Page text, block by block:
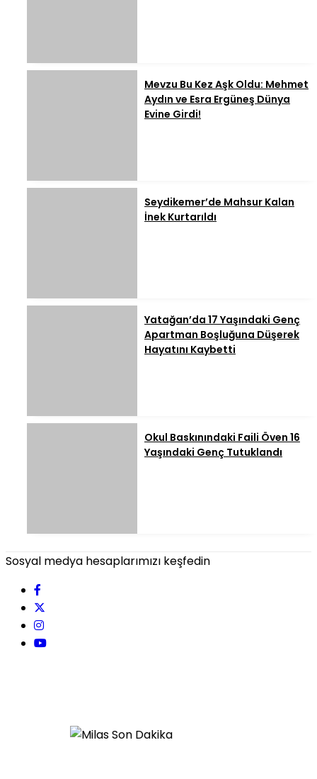
Mevzu Bu Kez Aşk Oldu: Mehmet
Aydın ve Esra Ergüneş Dünya
Evine Girdi!
Seydikemer’de Mahsur Kalan
İnek Kurtarıldı
Yatağan’da 17 Yaşındaki Genç
Apartman Boşluğuna Düşerek
Hayatını Kaybetti
Okul Baskınındaki Faili Öven 16
Yaşındaki Genç Tutuklandı
Sosyal medya hesaplarımızı keşfedin